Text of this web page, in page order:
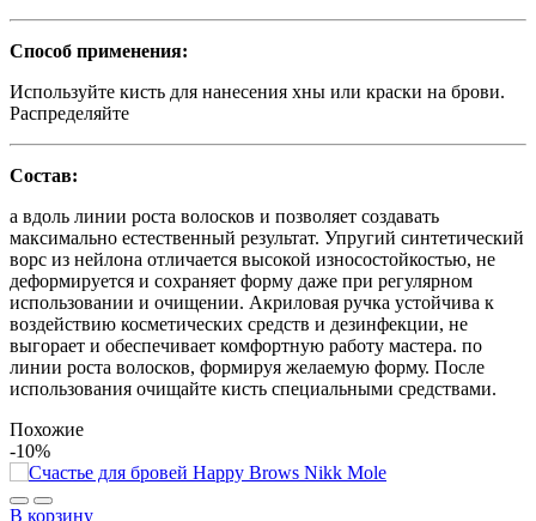
Способ применения:
Используйте кисть для нанесения хны или краски на брови.
Распределяйте
Состав:
а вдоль линии роста волосков и позволяет создавать
максимально естественный результат. Упругий синтетический
ворс из нейлона отличается высокой износостойкостью, не
деформируется и сохраняет форму даже при регулярном
использовании и очищении. Акриловая ручка устойчива к
воздействию косметических средств и дезинфекции, не
выгорает и обеспечивает комфортную работу мастера. по
линии роста волосков, формируя желаемую форму. После
использования очищайте кисть специальными средствами.
Похожие
-10%
В корзину